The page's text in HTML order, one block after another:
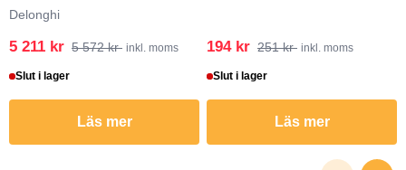
Delonghi
5 211 kr 5 572 kr inkl. moms
Slut i lager
Läs mer
194 kr 251 kr inkl. moms
Slut i lager
Läs mer